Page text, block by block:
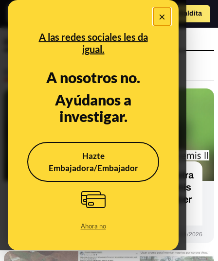
×
A las redes sociales les da
igual.
A nosotros no.
Ayúdanos a
investigar.
Hazte
Embajadora/Embajador
Ahora no
Hazte Maldita
Cuidado con esta imagen que muestra
a los astronautas de la misión Artemis
II en un croma: tiene indicios de haber
sido manipulada
13/04/2026